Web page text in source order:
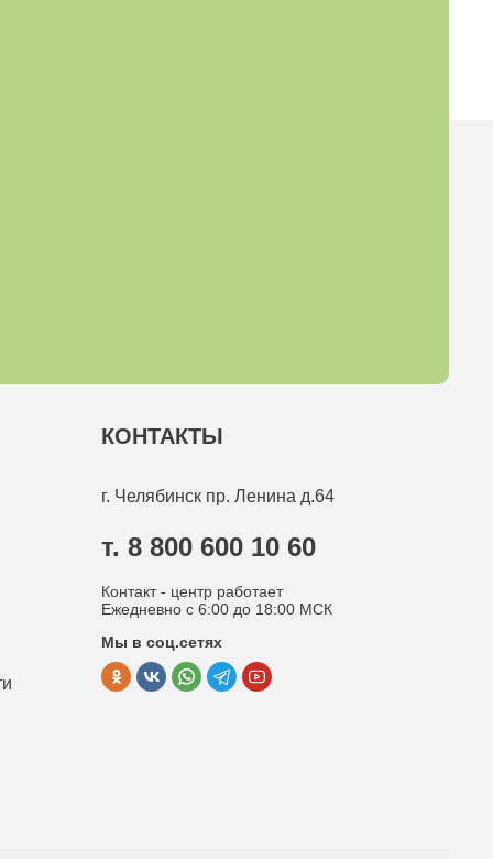
КОНТАКТЫ
г. Челябинск пр. Ленина д.64
т. 8 800 600 10 60
Контакт - центр работает
Ежедневно с 6:00 до 18:00 МСК
Мы в соц.сетях